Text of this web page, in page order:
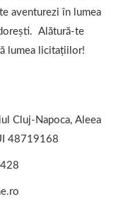
aventurezi în lumea
Alătură-te
lumea licitațiilor!
Cluj-Napoca, Aleea
48719168